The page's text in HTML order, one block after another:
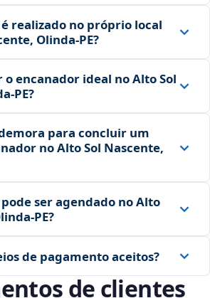
realizado no próprio local
Olinda‑PE?
encanador ideal no Alto Sol
para concluir um
no Alto Sol Nascente,
ser agendado no Alto
de pagamento aceitos?
de clientes